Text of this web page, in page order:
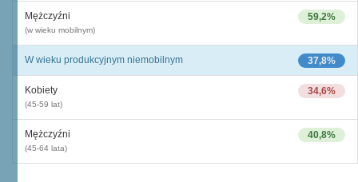
59,2%
Mężczyźni
(w wieku mobilnym)
37,8%
W wieku produkcyjnym niemobilnym
34,6%
Kobiety
(45-59 lat)
40,8%
Mężczyźni
(45-64 lata)